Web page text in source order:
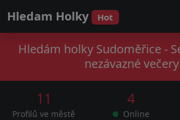
Hledam Holky Hot
Hledám holky Sudoměřice -
nezávazné večery
11
Profilů ve městě
4
Online